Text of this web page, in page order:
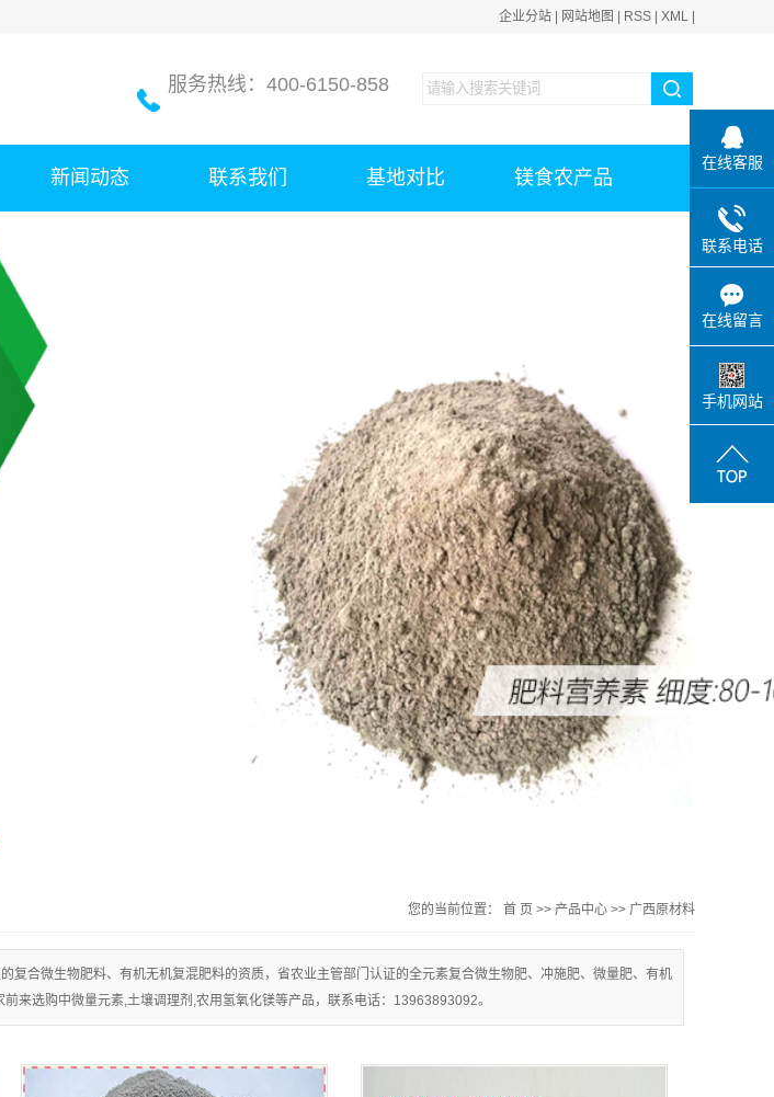
企业分站 网站地图 RSS XML
服务热线：400-6150-858
新闻动态 联系我们 基地对比 镁食农产品
您的当前位置： 首 页 >> 产品中心 >> 广西原材料
复合微生物肥料、有机无机复混肥料的资质，省农业主管部门认证的全元素复合微生物肥、冲施肥、微量肥、有机
来选购中微量元素,土壤调理剂,农用氢氧化镁等产品，联系电话：13963893092。
在线客服
联系电话
在线留言
手机网站